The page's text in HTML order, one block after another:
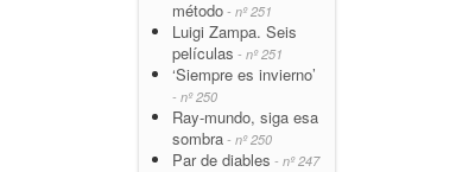
método - nº 251
Luigi Zampa. Seis
películas - nº 251
‘Siempre es invierno’
- nº 250
Ray-mundo, siga esa
sombra - nº 250
Par de diables - nº 247